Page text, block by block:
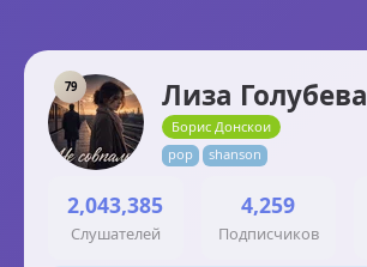
79 Лиза Голубева
Борис Донскои
pop
shanson
2,043,385
Слушателей
4,259
Подписчиков